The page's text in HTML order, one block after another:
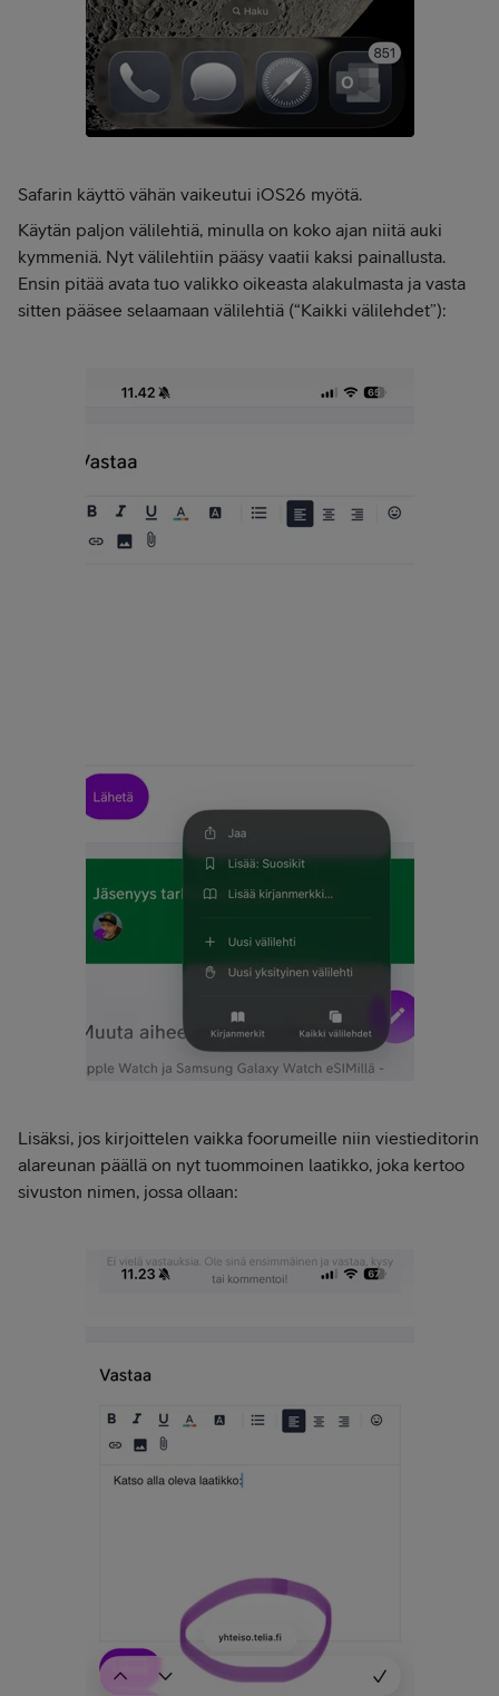
Safarin käyttö vähän vaikeutui iOS26 myötä.
Käytän paljon välilehtiä, minulla on koko ajan niitä auki
kymmeniä. Nyt välilehtiin pääsy vaatii kaksi painallusta.
Ensin pitää avata tuo valikko oikeasta alakulmasta ja vasta
sitten pääsee selaamaan välilehtiä (“Kaikki välilehdet”):
Lisäksi, jos kirjoittelen vaikka foorumeille niin viestieditorin
alareunan päällä on nyt tuommoinen laatikko, joka kertoo
sivuston nimen, jossa ollaan: